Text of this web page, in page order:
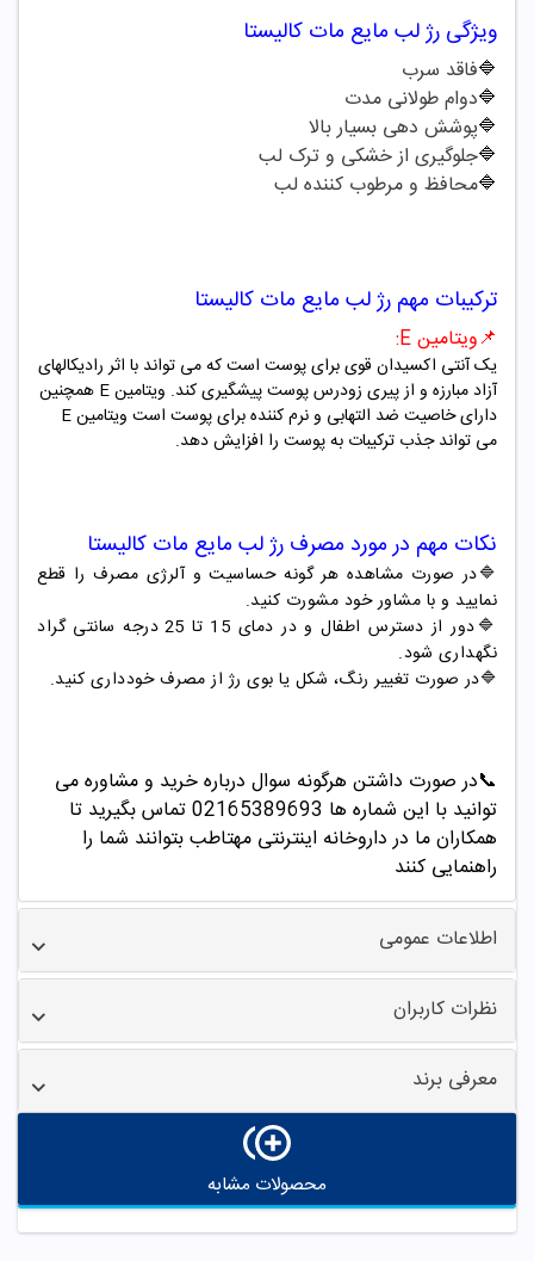
ویژگی رژ لب مایع مات کالیستا
🔷فاقد سرب
🔷دوام طولانی مدت
🔷پوشش دهی بسیار بالا
🔷جلوگیری از خشکی و ترک لب
🔷محافظ و مرطوب کننده لب
ترکیبات مهم رژ لب مایع مات کالیستا
📌ویتامینE
:
یک آنتی اکسیدان قوی برای پوست است که می تواند با اثر رادیکالهای
آزاد مبارزه و از پیری زودرس پوست پیشگیری کند. ویتامینE همچنین
دارای خاصیت ضد التهابی و نرم کننده برای پوست است ویتامینE
می تواند جذب ترکیبات به پوست را افزایش دهد.
نکات مهم در مورد مصرف رژ لب مایع مات کالیستا
🔷در صورت مشاهده هر گونه حساسیت و آلرژی مصرف را قطع
نمایید و با مشاور خود مشورت کنید.
🔷دور از دسترس اطفال و در دمای 15 تا 25 درجه سانتی گراد
نگهداری شود.
🔷در صورت تغییر رنگ، شکل یا بوی رژ از مصرف خودداری کنید.
📞در صورت داشتن هرگونه سوال درباره خرید و مشاوره می
توانید با این شماره ها 02165389693
تماس بگیرید تا
همکاران ما در داروخانه اینترنتی مهتاطب بتوانند شما را
راهنمایی کنند
اطلاعات عمومی
نظرات کاربران
معرفی برند
محصولات مشابه